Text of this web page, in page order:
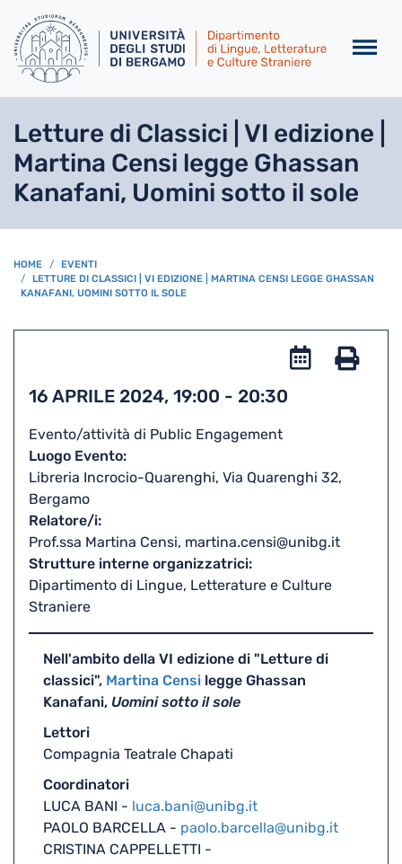
Letture di Classici | VI edizione |
Martina Censi legge Ghassan
Kanafani, Uomini sotto il sole
BREADCRUMB
HOME
EVENTI
LETTURE DI CLASSICI | VI EDIZIONE | MARTINA CENSI LEGGE GHASSAN
KANAFANI, UOMINI SOTTO IL SOLE
Add
16 APRILE 2024, 19:00 - 20:30
Evento/attività di Public Engagement
Luogo Evento
Libreria Incrocio-Quarenghi, Via Quarenghi 32,
Bergamo
Relatore/i
Prof.ssa Martina Censi, martina.censi@unibg.it
Strutture interne organizzatrici
Dipartimento di Lingue, Letterature e Culture
Straniere
Nell'ambito della VI edizione di "Letture di
classici", Martina Censi legge Ghassan
Kanafani, Uomini sotto il sole
Lettori
Compagnia Teatrale Chapati
Coordinatori
LUCA BANI - luca.bani@unibg.it
PAOLO BARCELLA - paolo.barcella@unibg.it
CRISTINA CAPPELLETTI -